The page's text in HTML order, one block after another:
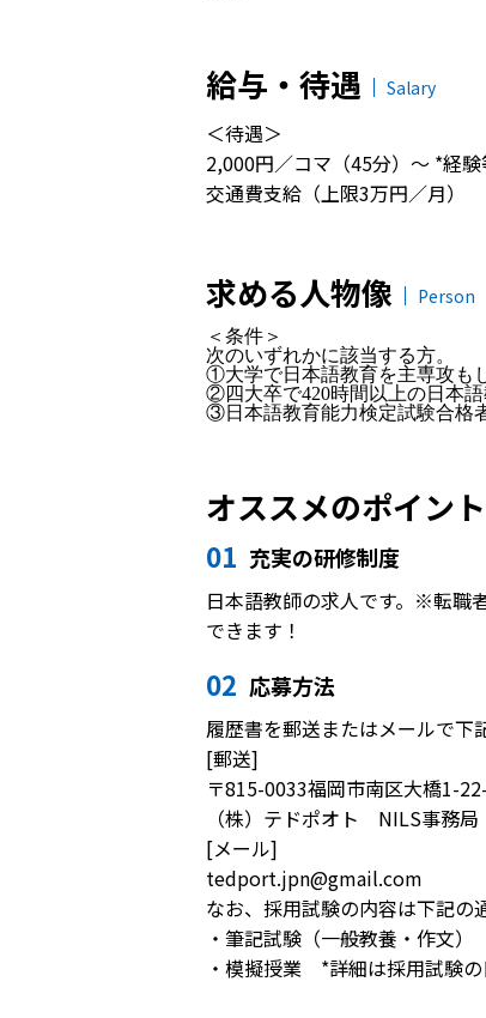
給与・待遇 Salary
＜待遇＞
2,000円／コマ（45分）～ *経験
交通費支給（上限3万円／月）
求める人物像 Person
＜条件＞
次のいずれかに該当する方。
①大学で日本語教育を主専攻も
②四大卒で420時間以上の日本
③日本語教育能力検定試験合格
オススメのポイント
01 充実の研修制度
日本語教師の求人です。※転職
できます！
02 応募方法
履歴書を郵送またはメールで下
[郵送]
〒815-0033福岡市南区大橋1-
（株）テドポオト NILS事務局
[メール]
tedport.jpn@gmail.com
なお、採用試験の内容は下記の
・筆記試験（一般教養・作文）
・模擬授業 *詳細は採用試験の